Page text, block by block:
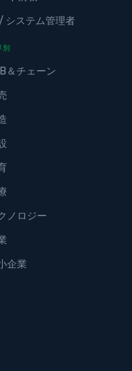
システム管理者
別
＆チェーン
ノロジー
企業